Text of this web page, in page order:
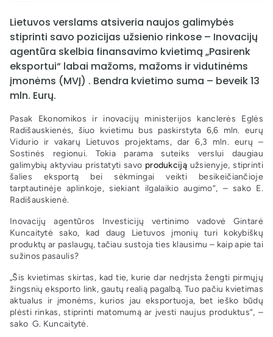
Lietuvos verslams atsiveria naujos galimybės
stiprinti savo pozicijas užsienio rinkose – Inovacijų
agentūra skelbia finansavimo kvietimą „Pasirenk
eksportui“ labai mažoms, mažoms ir vidutinėms
įmonėms (MVĮ) . Bendra kvietimo suma – beveik 13
mln. Eurų.
Pasak Ekonomikos ir inovacijų ministerijos kanclerės Eglės
Radišauskienės, šiuo kvietimu bus paskirstyta 6,6 mln. eurų
Vidurio ir vakarų Lietuvos projektams, dar 6,3 mln. eurų –
Sostinės regionui. Tokia parama suteiks verslui daugiau
galimybių aktyviau pristatyti savo produkciją užsienyje, stiprinti
šalies eksportą bei sėkmingai veikti besikeičiančioje
tarptautinėje aplinkoje, siekiant ilgalaikio augimo“, – sako E.
Radišauskienė.
Inovacijų agentūros Investicijų vertinimo vadovė Gintarė
Kuncaitytė sako, kad daug Lietuvos įmonių turi kokybiškų
produktų ar paslaugų, tačiau sustoja ties klausimu – kaip apie tai
sužinos pasaulis?
„Šis kvietimas skirtas, kad tie, kurie dar nedrįsta žengti pirmųjų
žingsnių eksporto link, gautų realią pagalbą. Tuo pačiu kvietimas
aktualus ir įmonėms, kurios jau eksportuoja, bet ieško būdų
plėsti rinkas, stiprinti matomumą ar įvesti naujus produktus“, –
sako G. Kuncaitytė.